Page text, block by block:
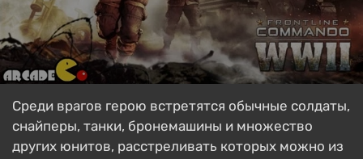
Среди врагов герою встретятся обычные солдаты,
снайперы, танки, бронемашины и множество
других юнитов, расстреливать которых можно из